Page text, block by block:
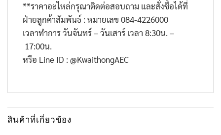
**ราคาอะไหล่กรุณาติดต่อสอบถาม และสั่งซื้อได้ที่
ฝ่ายลูกค้าสัมพันธ์ : หมายเลข 084-4226000
เวลาทำการ วันจันทร์ – วันเสาร์ เวลา 8:30น. –
17:00น.
หรือ Line ID : @KwaithongAEC
สินค้าที่เกี่ยวข้อง